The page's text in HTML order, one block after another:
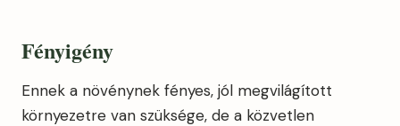
Fényigény
Ennek a növénynek fényes, jól megvilágított
környezetre van szüksége, de a közvetlen